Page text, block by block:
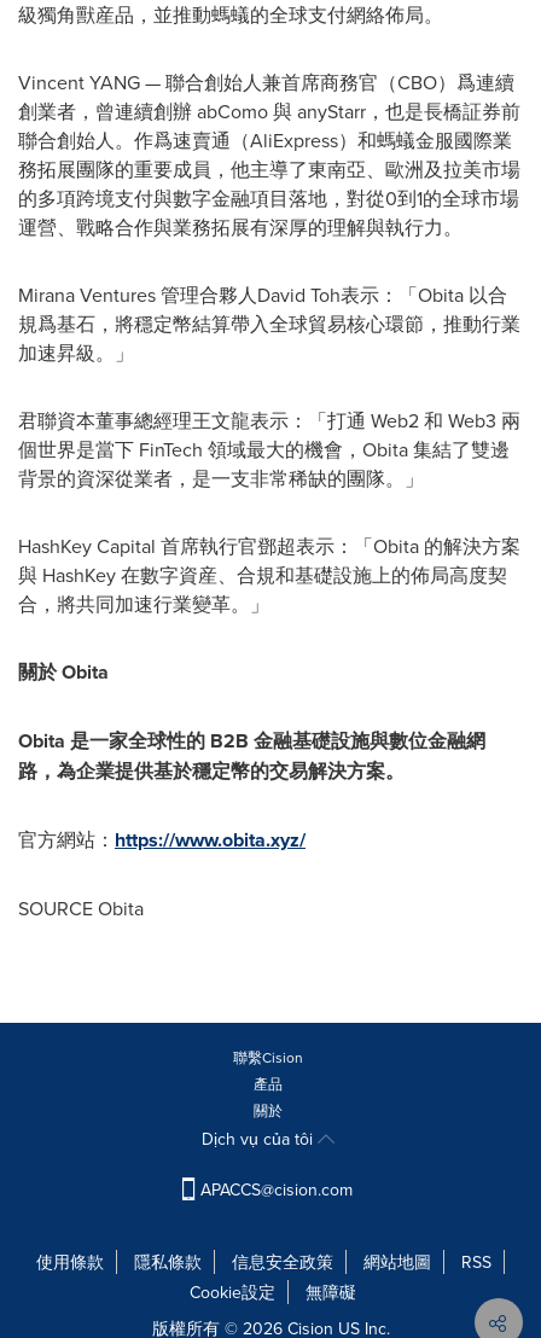
級獨角獸産品，並推動螞蟻的全球支付網絡佈局。
Vincent YANG — 聯合創始人兼首席商務官（CBO）爲連續
創業者，曾連續創辦 abComo 與 anyStarr，也是長橋証券前
聯合創始人。作爲速賣通（AliExpress）和螞蟻金服國際業
務拓展團隊的重要成員，他主導了東南亞、歐洲及拉美市場
的多項跨境支付與數字金融項目落地，對從0到1的全球市場
運營、戰略合作與業務拓展有深厚的理解與執行力。
Mirana Ventures 管理合夥人David Toh表示：「Obita 以合
規爲基石，將穩定幣結算帶入全球貿易核心環節，推動行業
加速昇級。
」
君聯資本董事總經理王文龍表示：「打通 Web2 和 Web3 兩
個世界是當下 FinTech 領域最大的機會，Obita 集結了雙邊
背景的資深從業者，是一支非常稀缺的團隊。 」
HashKey Capital 首席執行官鄧超表示：「Obita 的解決方案
與 HashKey 在數字資産、合規和基礎設施上的佈局高度契
合，將共同加速行業變革。
」
關於 Obita
Obita 是一家全球性的 B2B 金融基礎設施與數位金融網
路，為企業提供基於穩定幣的交易解決方案。
官方網站： https://www.obita.xyz/
SOURCE Obita
聯繫Cision
產品
關於
Dịch vụ của tôi
APACCS@cision.com
使用條款 隱私條款 信息安全政策 網站地圖
RSS
Cookie設定
無障礙
版權所有 © 2026 Cision US Inc.